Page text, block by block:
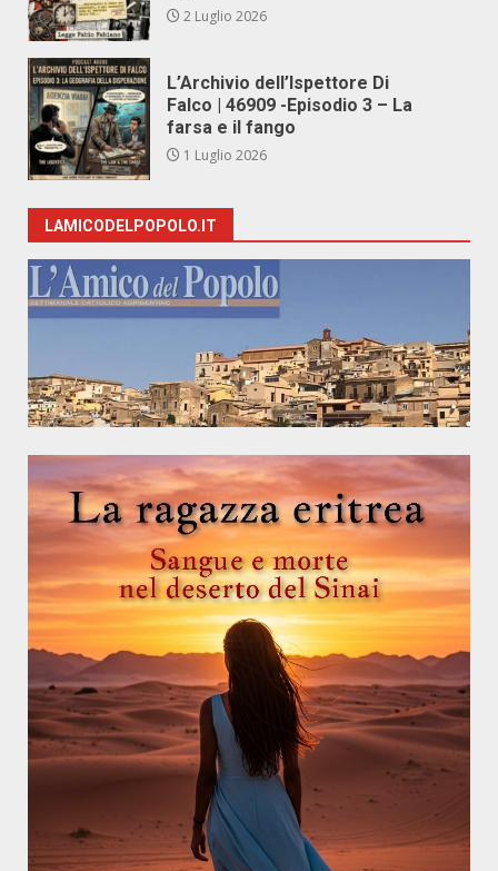
2 Luglio 2026
L’Archivio dell’Ispettore Di
Falco | 46909 -Episodio 3 – La
farsa e il fango
1 Luglio 2026
LAMICODELPOPOLO.IT